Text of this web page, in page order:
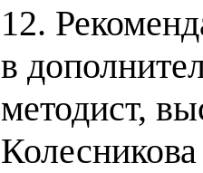
12.
в
методист,